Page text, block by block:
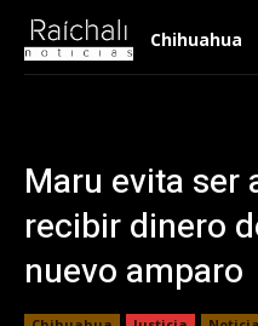
Chihuahua
Maru evita ser
recibir dinero
nuevo amparo